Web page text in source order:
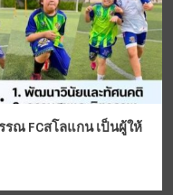
ณ FCสโลแกน เป็นผู้ให้